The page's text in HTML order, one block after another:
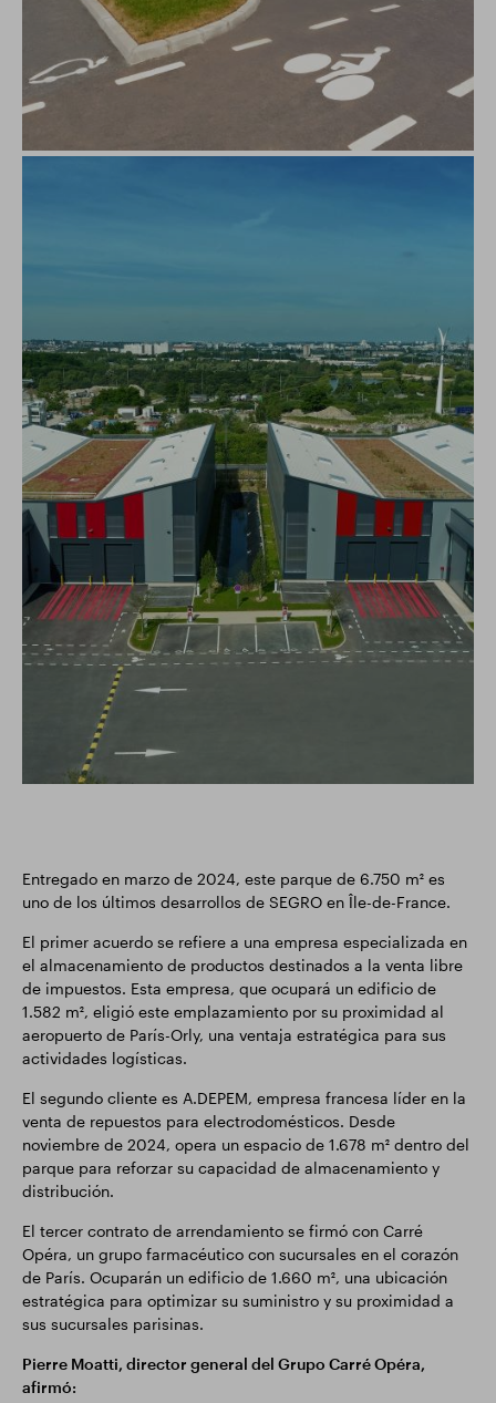
Entregado en marzo de 2024, este parque de 6.750 m² es
uno de los últimos desarrollos de SEGRO en Île-de-France.
El primer acuerdo se refiere a una empresa especializada en
el almacenamiento de productos destinados a la venta libre
de impuestos. Esta empresa, que ocupará un edificio de
1.582 m², eligió este emplazamiento por su proximidad al
aeropuerto de París-Orly, una ventaja estratégica para sus
actividades logísticas.
El segundo cliente es A.DEPEM, empresa francesa líder en la
venta de repuestos para electrodomésticos. Desde
noviembre de 2024, opera un espacio de 1.678 m² dentro del
parque para reforzar su capacidad de almacenamiento y
distribución.
El tercer contrato de arrendamiento se firmó con Carré
Opéra, un grupo farmacéutico con sucursales en el corazón
de París. Ocuparán un edificio de 1.660 m², una ubicación
estratégica para optimizar su suministro y su proximidad a
sus sucursales parisinas.
Pierre Moatti, director general del Grupo Carré Opéra,
afirmó: